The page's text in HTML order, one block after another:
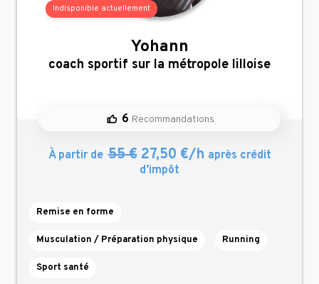
Indisponible actuellement
Yohann
,
coach sportif sur la métropole lilloise
6 Recommandations
À partir de 55 €27,50 €/h après crédit
d’impôt
Remise en forme
Musculation / Préparation physique Running
Sport santé